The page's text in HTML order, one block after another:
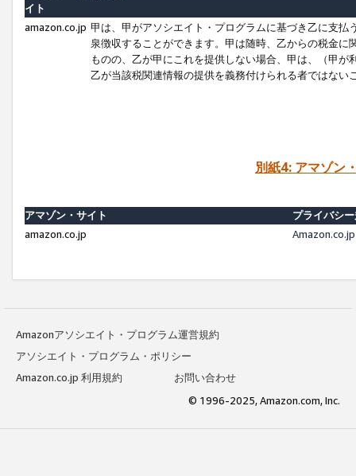
イト
amazon.co.jp 甲は、甲がアソシエイト・プログラムに基づき乙に支
泉徴収することができます。甲は随時、乙からの税金
ものの、乙が甲にこれを提供しない場合、甲は、（甲
乙が当該税関連情報の提供を義務付けられる者ではな
別紙4: アマゾン
アマゾン・サイト
プライバシ
amazon.co.jp
Amazonアソシエイト・プログラム運営規約
アソシエイト・プログラム・ポリシー
Amazon.co.jp 利用規約
お問い合わせ
© 1996-2025, Amazon.com, Inc.